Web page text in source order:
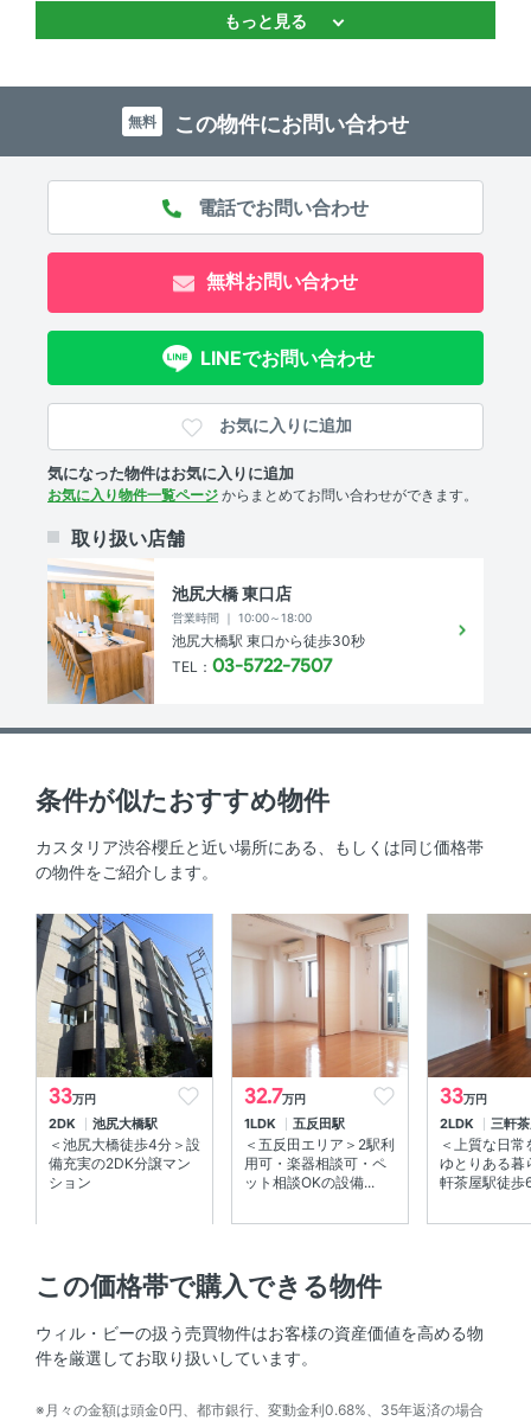
バストイレ別 、 独立洗面台 、 追焚機能 、 温水洗浄便座
キッチン
2口コンロ 、 システムキッチン 、 コンロ2口以上
セキュリティ
ＴＶモニタ付きインターホン 、 防犯カメラ 、 オートロッ
ク
室内設備
エアコン 、 室内洗濯機置場
部屋の特徴
共用部
エレベーター 、 敷地内ゴミ箱 、 宅配ボックス
その他
インターネット無料
物件概要
敷地内駐車場 空無
駐輪場 有り ※空き要確認
償却 -円
礼金
仲介手数料 賃料1ヶ月分+税
初期費用概算
約1,088,700円
内訳を見る
めやす賃料 348,917円 ／ 月
保険料 22000円/2年
保証会社利用
もっと見る
無料 この物件にお問い合わせ
無料お問い合わせ
LINEでお問い合わせ
お気に入りに追加
気になった物件はお気に入りに追加
お気に入り物件一覧ページ からまとめてお問い合わせができます。
取り扱い店舗
池尻大橋 東口店
営業時間 ｜ 10:00～18:00
池尻大橋駅 東口から徒歩30秒
TEL： 03-5722-7507
条件が似たおすすめ物件
カスタリア渋谷櫻丘と近い場所にある、もしくは同じ価格帯
の物件をご紹介します。
33万円
2DK 池尻大橋駅
＜池尻大橋徒歩4分＞設
備充実の2DK分譲マン
ション
32.7万円
1LDK 五反田駅
＜五反田エリア＞2駅利
用可・楽器相談可・ペ
ット相談OKの設備...
33万円
2LDK 三軒
＜上質な日常
ゆとりある暮
軒茶屋駅徒歩
この価格帯で購入できる物件
ウィル・ビーの扱う売買物件はお客様の資産価値を高める物
件を厳選してお取り扱いしています。
※月々の金額は頭金0円、都市銀行、変動金利0.68%、35年返済の場合